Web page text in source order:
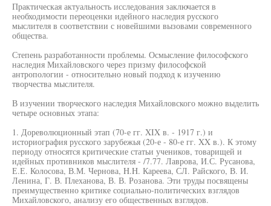
Практическая актуальность исследования заключается в
необходимости переоценки идейного наследия русского
мыслителя в соответствии с новейшими вызовами современного
общества.
Степень разработанности проблемы. Осмысление философского
наследия Михайловского через призму философской
антропологии - относительно новый подход к изучению
творчества мыслителя.
В изучении творческого наследия Михайловского можно выделить
четыре основных этапа:
1. Дореволюционный этап (70-е гг. XIX в. - 1917 г.) и
историография русского зарубежья (20-е - 80-е гг. XX в.). К этому
периоду относятся критические статьи учеников, товарищей и
идейных противников мыслителя - /7.77. Лаврова, И.С. Русанова,
Е.Е. Колосова, В.М. Чернова, H.H. Кареева, СЛ. Райского, В. И.
Ленина, Г. В. Плеханова, В. В. Розанова. Эти труды посвящены
преимущественно критике социально-политических взглядов
Михайловского, анализу его общественных взглядов.